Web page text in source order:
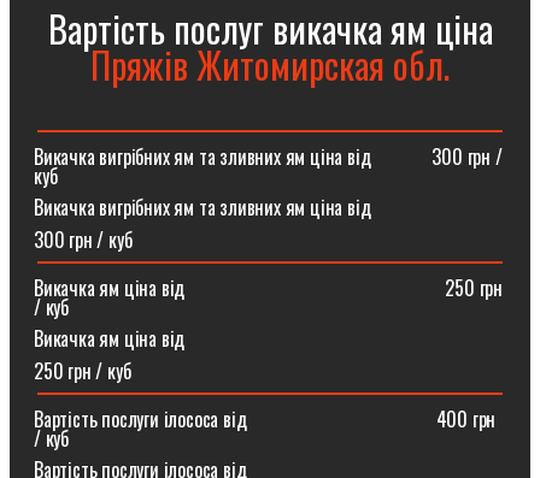
Вартість послуг викачка ям ціна
Пряжів Житомирская обл.
Викачка вигрібних ям та зливних ям ціна від ⠀⠀⠀⠀300 грн /
куб
Викачка вигрібних ям та зливних ям ціна від
300 грн / куб
Викачка ям ціна від ⠀⠀⠀⠀⠀⠀⠀⠀⠀⠀⠀⠀⠀⠀⠀⠀⠀⠀250 грн
/ куб
Викачка ям ціна від
250 грн / куб
Вартість послуги ілососа від ⠀⠀⠀⠀⠀⠀⠀⠀⠀⠀⠀⠀⠀400 грн
/ куб
Вартість послуги ілососа від